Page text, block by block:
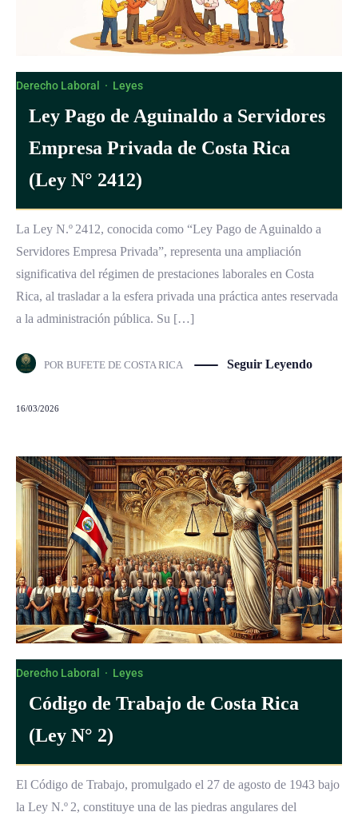
Derecho Laboral · Leyes
Ley Pago de Aguinaldo a Servidores
Empresa Privada de Costa Rica
(Ley N° 2412)
La Ley N.º 2412, conocida como “Ley Pago de Aguinaldo a
Servidores Empresa Privada”, representa una ampliación
significativa del régimen de prestaciones laborales en Costa
Rica, al trasladar a la esfera privada una práctica antes reservada
a la administración pública. Su […]
POR BUFETE DE COSTA RICA Seguir Leyendo
16/03/2026
Derecho Laboral · Leyes
Código de Trabajo de Costa Rica
(Ley N° 2)
El Código de Trabajo, promulgado el 27 de agosto de 1943 bajo
la Ley N.º 2, constituye una de las piedras angulares del